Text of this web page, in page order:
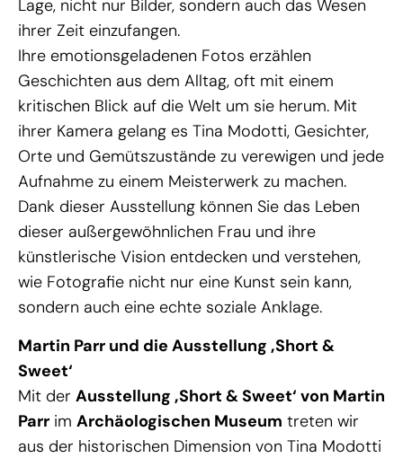
Lage, nicht nur Bilder, sondern auch das Wesen
ihrer Zeit einzufangen.
Ihre emotionsgeladenen Fotos erzählen
Geschichten aus dem Alltag, oft mit einem
kritischen Blick auf die Welt um sie herum. Mit
ihrer Kamera gelang es Tina Modotti, Gesichter,
Orte und Gemütszustände zu verewigen und jede
Aufnahme zu einem Meisterwerk zu machen.
Dank dieser Ausstellung können Sie das Leben
dieser außergewöhnlichen Frau und ihre
künstlerische Vision entdecken und verstehen,
wie Fotografie nicht nur eine Kunst sein kann,
sondern auch eine echte soziale Anklage.
Martin Parr und die Ausstellung ‚Short &
Sweet‘
Mit der Ausstellung ‚Short & Sweet‘ von Martin
Parr im Archäologischen Museum treten wir
aus der historischen Dimension von Tina Modotti